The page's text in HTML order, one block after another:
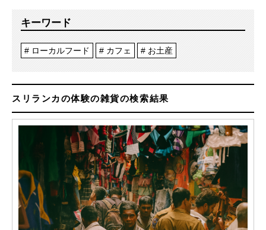
キーワード
ローカルフード カフェ お土産
スリランカの体験の雑貨の検索結果